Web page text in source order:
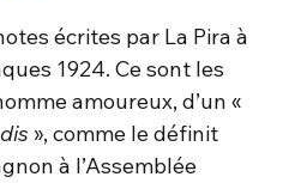
écrites par La Pira à
1924. Ce sont les
amoureux, d’un «
», comme le définit
à l’Assemblée